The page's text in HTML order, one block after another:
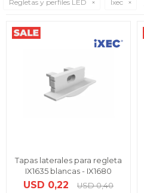
Regletas y perfiles LED
Ixec
Tapas laterales para regleta
IX1635 blancas - IX1680
USD 0,22 USD 0,40